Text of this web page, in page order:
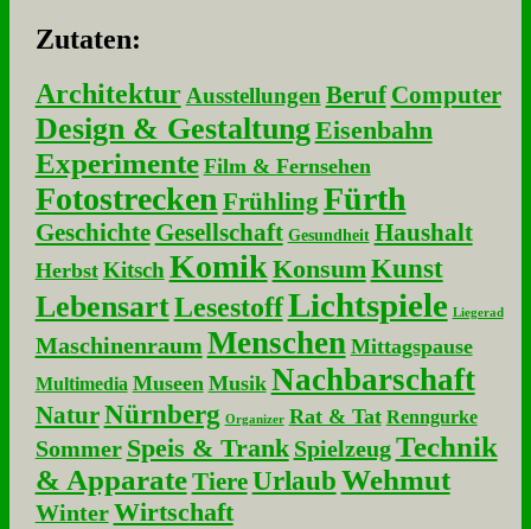
Zu­ta­ten:
Architektur Ausstellungen Beruf Computer
Design & GestaltungEisenbahn
Experimente Film & Fernsehen
Fotostrecken Frühling Fürth
Geschichte Gesellschaft Gesundheit Haushalt
Herbst Kitsch KomikKonsumKunst
LebensartLesestoffLichtspiele Liegerad
Maschinenraum Menschen Mittagspause
Multimedia Museen Musik Nachbarschaft
NaturNürnberg Organizer Rat & Tat Renngurke
Sommer Speis & Trank Spielzeug Technik
& Apparate Tiere UrlaubWehmut
Winter Wirtschaft